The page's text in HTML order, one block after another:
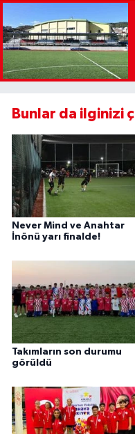
Bunlar da ilginizi
Never Mind ve Anahtar
İnönü yarı finalde!
Takımların son durumu
görüldü